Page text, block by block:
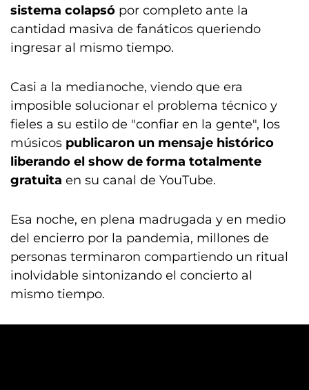
sistema colapsó por completo ante la
cantidad masiva de fanáticos queriendo
ingresar al mismo tiempo.
Casi a la medianoche, viendo que era
imposible solucionar el problema técnico y
fieles a su estilo de "confiar en la gente", los
músicos publicaron un mensaje histórico
liberando el show de forma totalmente
gratuita en su canal de YouTube.
Esa noche, en plena madrugada y en medio
del encierro por la pandemia, millones de
personas terminaron compartiendo un ritual
inolvidable sintonizando el concierto al
mismo tiempo.